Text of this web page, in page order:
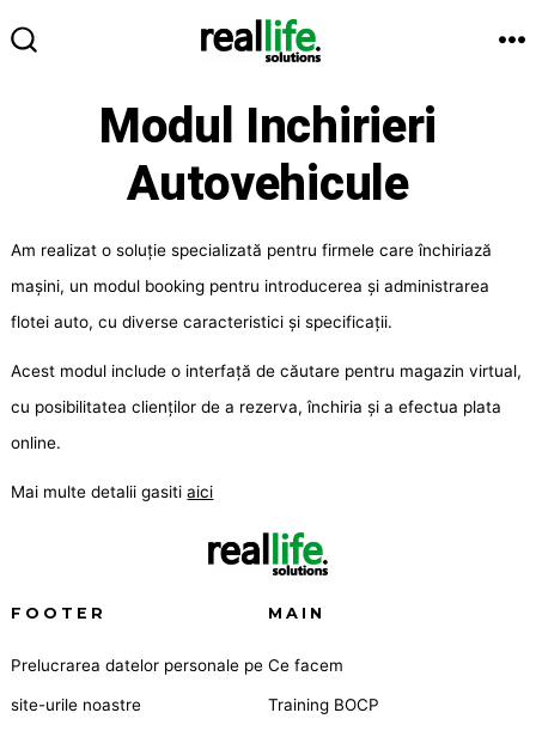
la
Modul Inchirieri
Autovehicule
Am realizat o soluție specializată pentru firmele care închiriază
mașini, un modul booking pentru introducerea și administrarea
flotei auto, cu diverse caracteristici și specificații.
Acest modul include o interfață de căutare pentru magazin virtual,
cu posibilitatea clienților de a rezerva, închiria și a efectua plata
online.
Mai multe detalii gasitiaici
FOOTER
Prelucrarea datelor personale pe
site-urile noastre
MAIN
Ce facem
Training BOCP